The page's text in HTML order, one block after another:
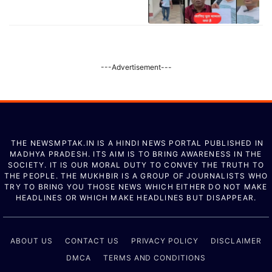
---Advertisement---
THE NEWSMPTAK.IN IS A HINDI NEWS PORTAL PUBLISHED IN
MADHYA PRADESH. ITS AIM IS TO BRING AWARENESS IN THE
SOCIETY. IT IS OUR MORAL DUTY TO CONVEY THE TRUTH TO
THE PEOPLE. THE MUKHBIR IS A GROUP OF JOURNALISTS WHO
TRY TO BRING YOU THOSE NEWS WHICH EITHER DO NOT MAKE
HEADLINES OR WHICH MAKE HEADLINES BUT DISAPPEAR.
ABOUT US CONTACT US PRIVACY POLICY
DISCLAIMER
DMCA
TERMS AND CONDITIONS